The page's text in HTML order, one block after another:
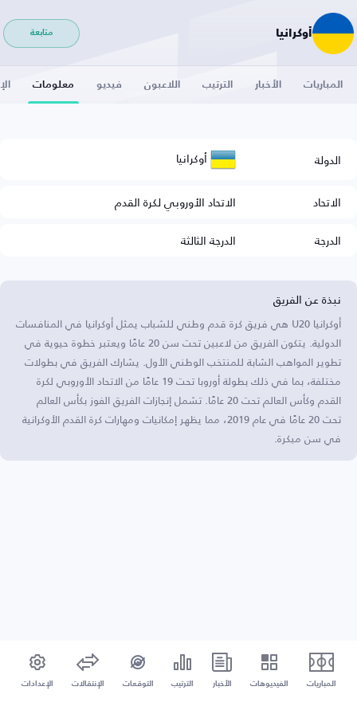
أوكرانيا متابعة
المباريات الأخبار الترتيب اللاعبون فيديو معلومات
الدولة أوكرانيا
الاتحاد
الاتحاد الأوروبي لكرة القدم
الدرجة
الدرجة الثالثة
نبذة عن الفريق
أوكرانيا U20 هي فريق كرة قدم وطني للشباب يمثل أوكرانيا في المنافسات
الدولية. يتكون الفريق من لاعبين تحت سن 20 عامًا ويعتبر خطوة حيوية في
تطوير المواهب الشابة للمنتخب الوطني الأول. يشارك الفريق في بطولات
مختلفة، بما في ذلك بطولة أوروبا تحت 19 عامًا من الاتحاد الأوروبي لكرة
القدم وكأس العالم تحت 20 عامًا. تشمل إنجازات الفريق الفوز بكأس العالم
تحت 20 عامًا في عام 2019، مما يظهر إمكانيات ومهارات كرة القدم الأوكرانية
في سن مبكرة.
المباريات الفيديوهات الأخبار الترتيب التوقعات الإنتقالات الإعدادات